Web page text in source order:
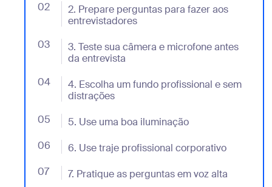
02
2. Prepare perguntas para fazer aos
entrevistadores
- Jumplink to 2. Prepare perguntas para fazer aos
03
3. Teste sua câmera e microfone antes
da entrevista
- Jumplink to 3. Teste sua câmera e microfone
04
4. Escolha um fundo profissional e sem
distrações
- Jumplink to 4. Escolha um fundo profissional e
05 5. Use uma boa iluminação
- Jumplink to 5. Use uma boa iluminação
06 6. Use traje profissional corporativo
- Jumplink to 6. Use traje profissional corporativo
07 7. Pratique as perguntas em voz alta
- Jumplink to 7. Pratique as perguntas em voz alta